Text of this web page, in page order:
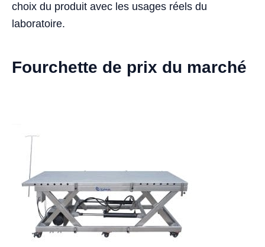
choix du produit avec les usages réels du
laboratoire.
Fourchette de prix du marché